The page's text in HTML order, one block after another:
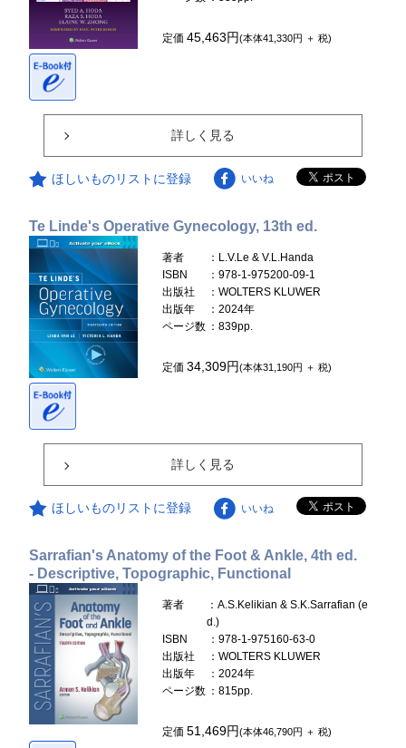
定価45,463円(本体41,330円 ＋ 税)
詳しく見る
ほしいものリストに登録 いいね
Te Linde's Operative Gynecology, 13th ed.
著者
：L.V.Le & V.L.Handa
ISBN
：978-1-975200-09-1
出版社
：WOLTERS KLUWER
出版年
：2024年
ページ数 ：839pp.
定価34,309円(本体31,190円 ＋ 税)
詳しく見る
ほしいものリストに登録 いいね
Sarrafian's Anatomy of the Foot & Ankle, 4th ed.
- Descriptive, Topographic, Functional
著者
：A.S.Kelikian & S.K.Sarrafian (e
d.)
ISBN
：978-1-975160-63-0
出版社
：WOLTERS KLUWER
出版年
：2024年
ページ数 ：815pp.
定価51,469円(本体46,790円 ＋ 税)